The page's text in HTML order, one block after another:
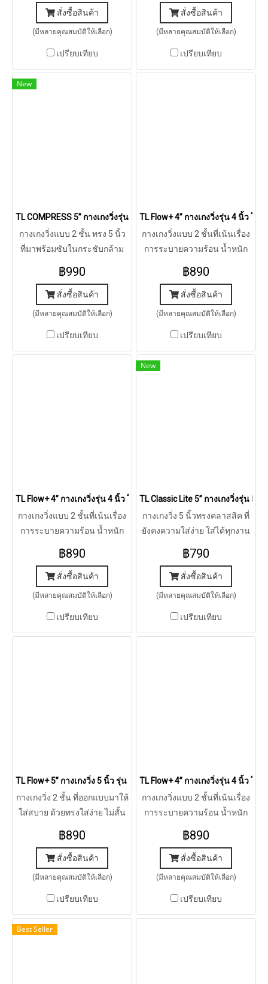
สั่งซื้อสินค้า
(มีหลายคุณสมบัติให้เลือก)
เปรียบเทียบ
สั่งซื้อสินค้า
(มีหลายคุณสมบัติให้เลือก)
เปรียบเทียบ
New
TL COMPRESS 5” กางเกงวิ่งรุ่น 5 คอมเพรส (Green)
กางเกงวิ่งแบบ 2 ชั้น ทรง 5 นิ้ว
ที่มาพร้อมซับในกระชับกล้าม
ตอบทุกโจทย์การวิ่ง
฿990
สั่งซื้อสินค้า
(มีหลายคุณสมบัติให้เลือก)
เปรียบเทียบ
TL Flow+ 4” กางเกงวิ่งรุ่น 4 นิ้ว โฟ
กางเกงวิ่งแบบ 2 ชั้นที่เน้นเรื่อง
การระบายความร้อน น้ำหนัก
฿890
สั่งซื้อสินค้า
(มีหลายคุณสมบัติให้เลือก)
เปรียบเทียบ
TL Flow+ 4” กางเกงวิ่งรุ่น 4 นิ้ว โฟล พลัส (เทาอมเขียว)
กางเกงวิ่งแบบ 2 ชั้นที่เน้นเรื่อง
การระบายความร้อน น้ำหนัก
฿890
สั่งซื้อสินค้า
(มีหลายคุณสมบัติให้เลือก)
เปรียบเทียบ
New
TL Classic Lite 5” กางเกงวิ่งรุ่น 5
กางเกงวิ่ง 5 นิ้วทรงคลาสสิค ที่
ยังคงความใส่ง่าย ใส่ได้ทุกงาน
ที่มีรูพรุนในตัวสูง น้ำหนักเบา
ระบายได้ขั้นสุด
฿790
สั่งซื้อสินค้า
(มีหลายคุณสมบัติให้เลือก)
เปรียบเทียบ
TL Flow+ 5” กางเกงวิ่ง 5 นิ้ว รุ่น โฟล พลัส (เทา/เขียว)
กางเกงวิ่ง 2 ชั้น ที่ออกแบบมาให้
ใส่สบาย ด้วยทรงใส่ง่าย ไม่สั้น
เหมาะสำหรับทุกการออกกำลัง
ของคุณ
฿890
สั่งซื้อสินค้า
(มีหลายคุณสมบัติให้เลือก)
เปรียบเทียบ
TL Flow+ 4” กางเกงวิ่งรุ่น 4 นิ้ว โฟ
กางเกงวิ่งแบบ 2 ชั้นที่เน้นเรื่อง
การระบายความร้อน น้ำหนัก
฿890
สั่งซื้อสินค้า
(มีหลายคุณสมบัติให้เลือก)
เปรียบเทียบ
Best Seller